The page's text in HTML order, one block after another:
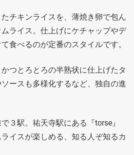
チキンライスを、薄焼き卵で包ん
ライス。仕上げにケチャップやデ
食べるのが定番のスタイルです。
つとろとろの半熟状に仕上げたタ
ースも多様化するなど、独自の進
３駅。祐天寺駅にある『torse』
イスが楽しめる、知る人ぞ知るカ